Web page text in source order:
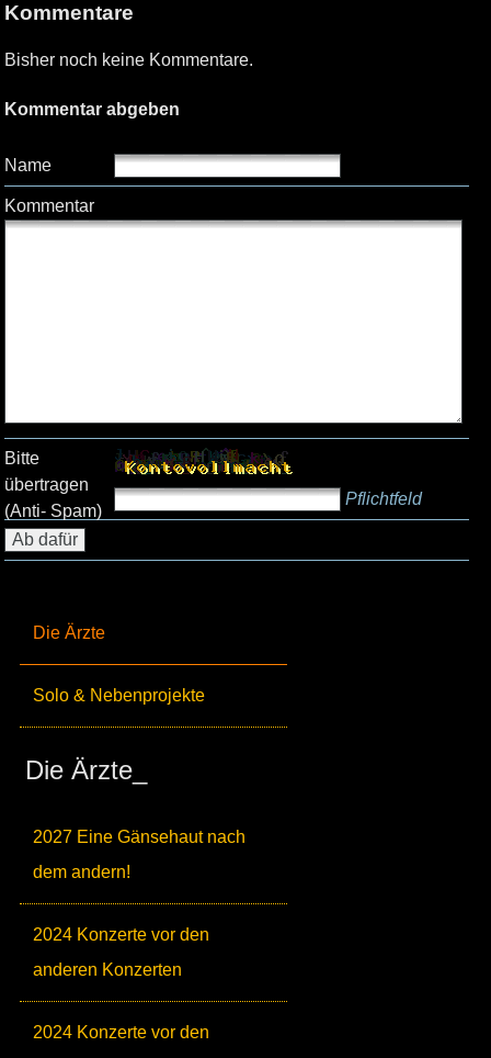
Die Ärzte
Solo & Nebenprojekte
Die Ärzte_
2027 Eine Gänsehaut nach
dem andern!
2024 Konzerte vor den
anderen Konzerten
2024 Konzerte vor den
Kommentare
Bisher noch keine Kommentare.
Kommentar abgeben
Name
Kommentar
Bitte
übertragen
(Anti- Spam)
Pflichtfeld